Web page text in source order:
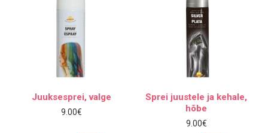
Juuksesprei, valge
9.00€
Sprei juustele ja kehale,
hõbe
9.00€